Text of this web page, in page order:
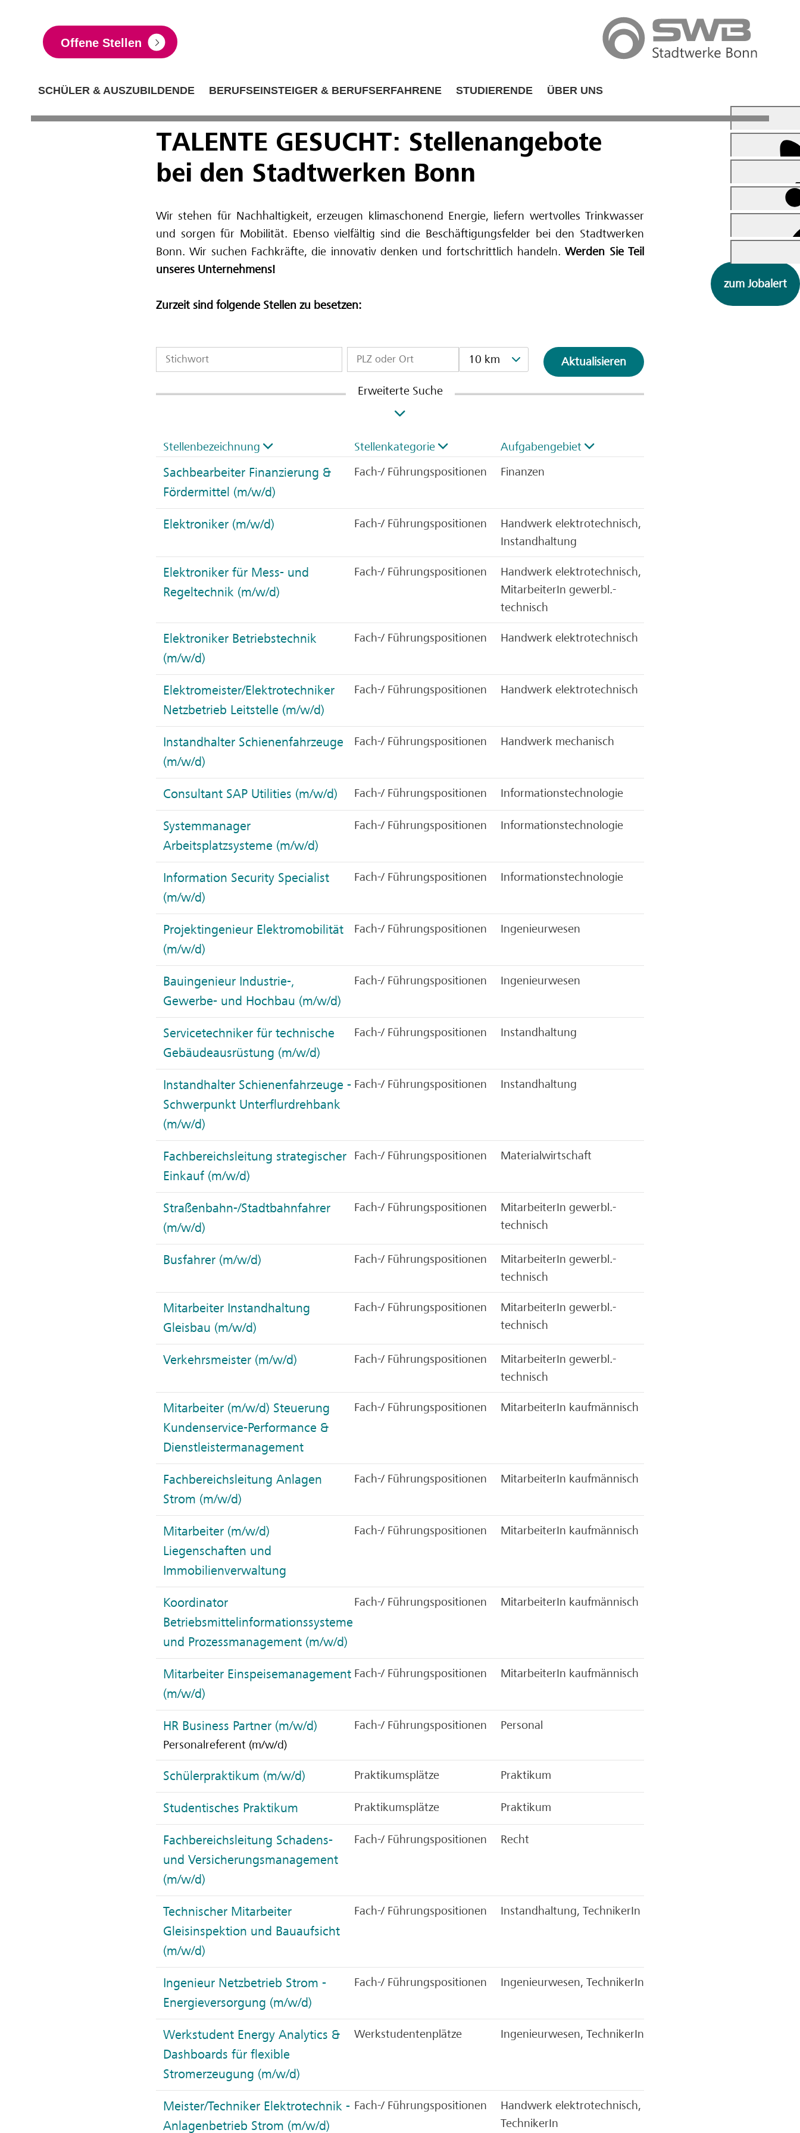
Offene Stellen
SCHÜLER & AUSZUBILDENDE BERUFSEINSTEIGER & BERUFSERFAHRENE STUDIERENDE ÜBER UNS
TALENTE GESUCHT: Stellenangebote
bei den Stadtwerken Bonn
Wir stehen für Nachhaltigkeit, erzeugen klimaschonend Energie, liefern wertvolles Trinkwasser
und sorgen für Mobilität. Ebenso vielfältig sind die Beschäftigungsfelder bei den Stadtwerken
Bonn. Wir suchen Fachkräfte, die innovativ denken und fortschrittlich handeln.Werden Sie Teil
unseres Unternehmens!
Zurzeit sind folgende Stellen zu besetzen:
10 km Aktualisieren
Erweiterte Suche
Stellenbezeichnung Stellenkategorie Aufgabengebiet
Sachbearbeiter Finanzierung &
Fördermittel (m/w/d)
Fach-/ Führungspositionen Finanzen
Elektroniker (m/w/d) Fach-/ Führungspositionen
Handwerk elektrotechnisch,
Instandhaltung
Elektroniker für Mess- und
Regeltechnik (m/w/d)
Fach-/ Führungspositionen
Handwerk elektrotechnisch,
MitarbeiterIn gewerbl.-
technisch
Elektroniker Betriebstechnik
(m/w/d)
Fach-/ Führungspositionen Handwerk elektrotechnisch
Elektromeister/Elektrotechniker
Netzbetrieb Leitstelle (m/w/d)
Fach-/ Führungspositionen Handwerk elektrotechnisch
Instandhalter Schienenfahrzeuge
(m/w/d)
Fach-/ Führungspositionen Handwerk mechanisch
Consultant SAP Utilities (m/w/d) Fach-/ Führungspositionen Informationstechnologie
Systemmanager
Arbeitsplatzsysteme (m/w/d)
Fach-/ Führungspositionen Informationstechnologie
Information Security Specialist
(m/w/d)
Fach-/ Führungspositionen Informationstechnologie
Projektingenieur Elektromobilität
(m/w/d)
Fach-/ Führungspositionen Ingenieurwesen
Bauingenieur Industrie-,
Gewerbe- und Hochbau (m/w/d)
Fach-/ Führungspositionen Ingenieurwesen
Servicetechniker für technische
Gebäudeausrüstung (m/w/d)
Fach-/ Führungspositionen Instandhaltung
Instandhalter Schienenfahrzeuge -
Schwerpunkt Unterflurdrehbank
(m/w/d)
Fach-/ Führungspositionen Instandhaltung
Fachbereichsleitung strategischer
Einkauf (m/w/d)
Fach-/ Führungspositionen Materialwirtschaft
Straßenbahn-/Stadtbahnfahrer
(m/w/d)
Fach-/ Führungspositionen
MitarbeiterIn gewerbl.-
technisch
Busfahrer (m/w/d) Fach-/ Führungspositionen
MitarbeiterIn gewerbl.-
technisch
Mitarbeiter Instandhaltung
Gleisbau (m/w/d)
Fach-/ Führungspositionen
MitarbeiterIn gewerbl.-
technisch
Verkehrsmeister (m/w/d) Fach-/ Führungspositionen
MitarbeiterIn gewerbl.-
technisch
Mitarbeiter (m/w/d) Steuerung
Kundenservice-Performance &
Dienstleistermanagement
Fach-/ Führungspositionen MitarbeiterIn kaufmännisch
Fachbereichsleitung Anlagen
Strom (m/w/d)
Fach-/ Führungspositionen MitarbeiterIn kaufmännisch
Mitarbeiter (m/w/d)
Liegenschaften und
Immobilienverwaltung
Fach-/ Führungspositionen MitarbeiterIn kaufmännisch
Koordinator
Betriebsmittelinformationssysteme
und Prozessmanagement (m/w/d)
Fach-/ Führungspositionen MitarbeiterIn kaufmännisch
Mitarbeiter Einspeisemanagement
(m/w/d)
Fach-/ Führungspositionen MitarbeiterIn kaufmännisch
HR Business Partner (m/w/d)
Personalreferent (m/w/d)
Fach-/ Führungspositionen Personal
Schülerpraktikum (m/w/d) Praktikumsplätze Praktikum
Studentisches Praktikum Praktikumsplätze Praktikum
Fachbereichsleitung Schadens-
und Versicherungsmanagement
(m/w/d)
Fach-/ Führungspositionen Recht
Technischer Mitarbeiter
Gleisinspektion und Bauaufsicht
(m/w/d)
Fach-/ Führungspositionen Instandhaltung, TechnikerIn
Ingenieur Netzbetrieb Strom -
Energieversorgung (m/w/d)
Fach-/ Führungspositionen Ingenieurwesen, TechnikerIn
Werkstudent Energy Analytics &
Dashboards für flexible
Stromerzeugung (m/w/d)
Werkstudentenplätze Ingenieurwesen, TechnikerIn
Meister/Techniker Elektrotechnik -
Anlagenbetrieb Strom (m/w/d)
Fach-/ Führungspositionen
Handwerk elektrotechnisch,
TechnikerIn
zum Jobalert